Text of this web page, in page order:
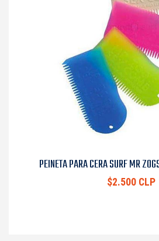
PEINETA PARA CERA SURF MR
$2.500 CLP